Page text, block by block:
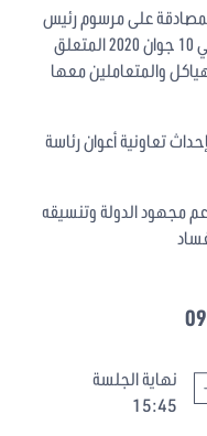
على مرسوم رئيس
الحكومة عدد 31 لسنة 2020 المؤرخ في 10 جوان 2020 المتعلق
والمتعاملين معها
تعاونية أعوان رئاسة
مجهود الدولة وتنسيقه
نهاية الجلسة
15:45